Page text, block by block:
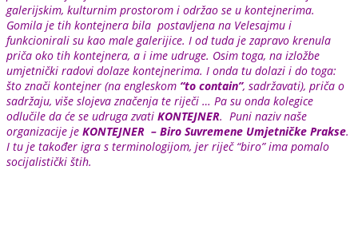
galerijskim, kulturnim prostorom i održao se u kontejnerima.
Gomila je tih kontejnera bila postavljena na Velesajmu i
funkcionirali su kao male galerijice. I od tuda je zapravo krenula
priča oko tih kontejnera, a i ime udruge. Osim toga, na izložbe
umjetnički radovi dolaze kontejnerima. I onda tu dolazi i do toga:
što znači kontejner (na engleskom “to contain”, sadržavati), priča o
sadržaju, više slojeva značenja te riječi … Pa su onda kolegice
odlučile da će se udruga zvati KONTEJNER. Puni naziv naše
organizacije je KONTEJNER – Biro Suvremene Umjetničke Prakse.
I tu je također igra s terminologijom, jer riječ “biro” ima pomalo
socijalistički štih.